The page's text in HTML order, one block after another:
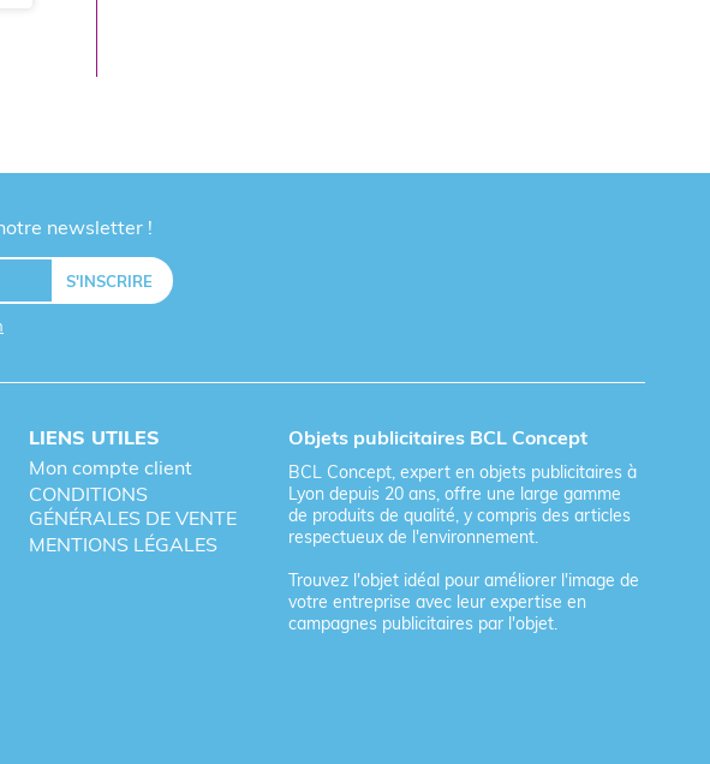
newsletter !
LIENS UTILES
Mon compte client
CONDITIONS
GÉNÉRALES DE VENTE
MENTIONS LÉGALES
Objets publicitaires BCL Concept
BCL Concept, expert en objets publicitaires à
Lyon depuis 20 ans, offre une large gamme
de produits de qualité, y compris des articles
respectueux de l'environnement.
Trouvez l'objet idéal pour améliorer l'image de
votre entreprise avec leur expertise en
campagnes publicitaires par l'objet.